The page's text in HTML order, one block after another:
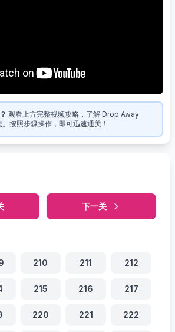
观看上方完整视频攻略，了解 Drop Away
按照步骤操作，即可迅速通关！
下一关
210 211 212
215 216 217
220 221 222